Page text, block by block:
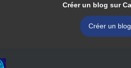
Créer un blog sur
Créer un blog